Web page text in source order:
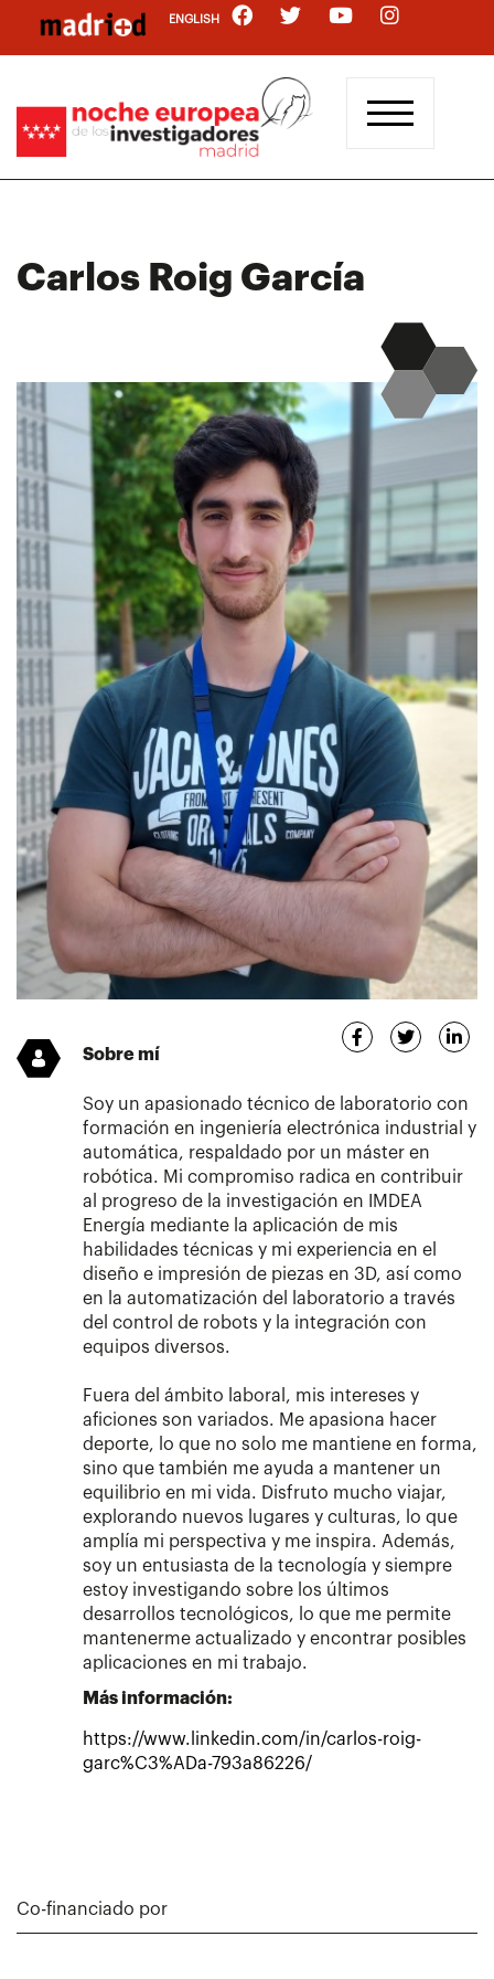
contenido
ENGLISH
Carlos Roig García
Sobre mí
Soy un apasionado técnico de laboratorio con
formación en ingeniería electrónica industrial y
automática, respaldado por un máster en
robótica. Mi compromiso radica en contribuir
al progreso de la investigación en IMDEA
Energía mediante la aplicación de mis
habilidades técnicas y mi experiencia en el
diseño e impresión de piezas en 3D, así como
en la automatización del laboratorio a través
del control de robots y la integración con
equipos diversos.
Fuera del ámbito laboral, mis intereses y
aficiones son variados. Me apasiona hacer
deporte, lo que no solo me mantiene en forma,
sino que también me ayuda a mantener un
equilibrio en mi vida. Disfruto mucho viajar,
explorando nuevos lugares y culturas, lo que
amplía mi perspectiva y me inspira. Además,
soy un entusiasta de la tecnología y siempre
estoy investigando sobre los últimos
desarrollos tecnológicos, lo que me permite
mantenerme actualizado y encontrar posibles
aplicaciones en mi trabajo.
Más información:
https://www.linkedin.com/in/carlos-roig-
garc%C3%ADa-793a86226/
Co-financiado por